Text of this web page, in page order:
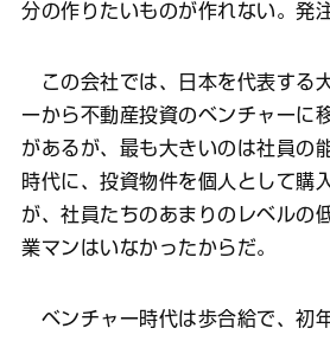
分の作りたいものが作れない。発
この会社では、日本を代表する
ーから不動産投資のベンチャーに
があるが、最も大きいのは社員の
時代に、投資物件を個人として購
が、社員たちのあまりのレベルの
業マンはいなかったからだ。
ベンチャー時代は歩合給で、初